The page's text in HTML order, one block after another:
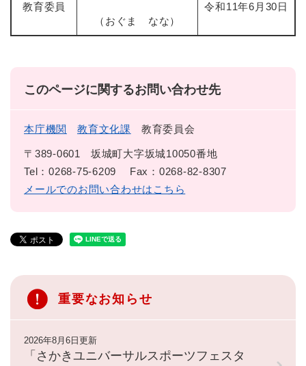
教育委員
（おぐま なな）
令和11年6月30日
このページに関するお問い合わせ先
本庁機関 教育文化課 教育委員会
〒389-0601
坂城町大字坂城10050番地
Tel：0268-75-6209
Fax：0268-82-8307
メールでのお問い合わせはこちら
重要なお知らせ
2026年8月6日更新
「さかきユニバーサルスポーツフェスタ